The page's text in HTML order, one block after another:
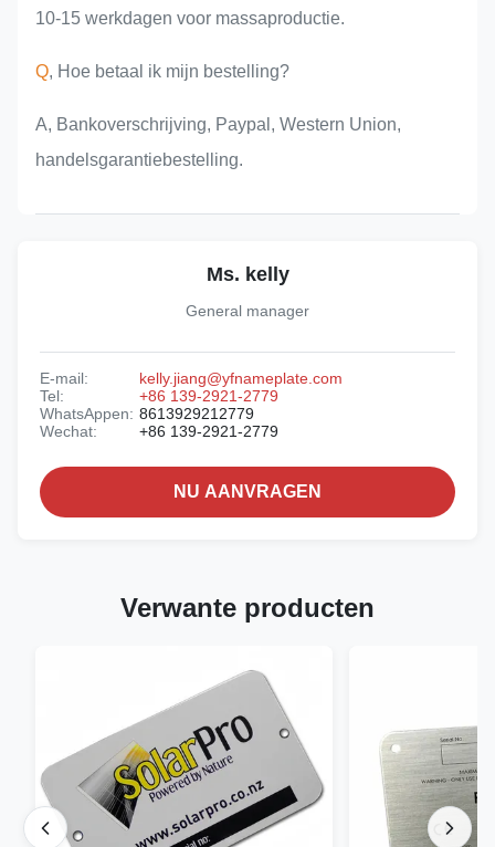
10-15 werkdagen voor massaproductie.
Q, Hoe betaal ik mijn bestelling?
A, Bankoverschrijving, Paypal, Western Union,
handelsgarantiebestelling.
Ms. kelly
General manager
E-mail:
kelly.jiang@yfnameplate.com
Tel:
+86 139-2921-2779
WhatsAppen: 8613929212779
Wechat:
+86 139-2921-2779
NU AANVRAGEN
Verwante producten